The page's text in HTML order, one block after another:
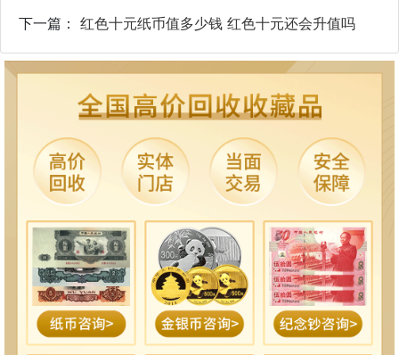
下一篇： 红色十元纸币值多少钱 红色十元还会升值吗